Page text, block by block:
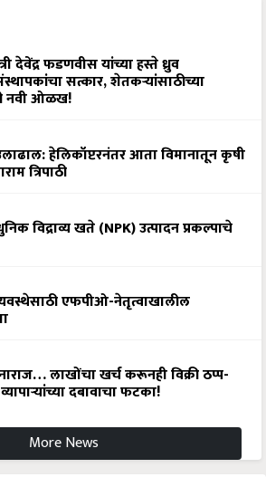
देवेंद्र फडणवीस यांच्या हस्ते ध्रुव
सत्कार, शेतकऱ्यांसाठीच्या
नवी ओळख!
हेलिकॉप्टरनंतर आता विमानातून कृषी
त्रिपाठी
विद्राव्य खते (NPK) उत्पादन प्रकल्पाचे
एफपीओ-नेतृत्वाखालील
लाखोंचा खर्च करूनही विक्री ठप्प-
दबावाचा फटका!
More News